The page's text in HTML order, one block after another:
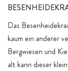
Das
kaum ein anderer
Bergwiesen und
alt kann dieser